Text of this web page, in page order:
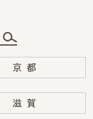
京都
滋賀